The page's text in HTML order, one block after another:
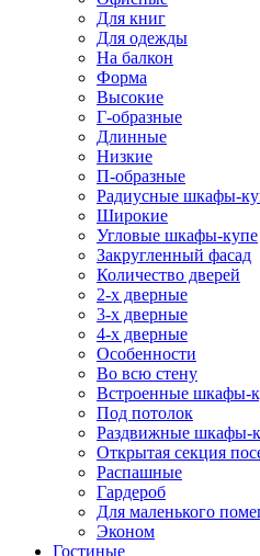
Для книг
Для одежды
На балкон
Форма
Высокие
Г-образные
Длинные
Низкие
П-образные
Радиусные шкафы-
Широкие
Угловые шкафы-купе
Закругленный фасад
Количество дверей
2-х дверные
3-х дверные
4-х дверные
Особенности
Во всю стену
Встроенные шкафы-
Под потолок
Раздвижные шкафы-
Открытая секция
Распашные
Гардероб
Для маленького
Эконом
Гостиные